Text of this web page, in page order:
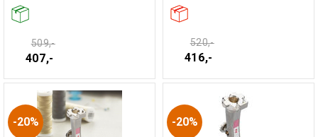
509,-
407,-
520,-
416,-
20% 20%